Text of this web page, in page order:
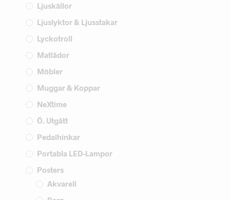
Ljuskällor
Ljuslyktor & Ljusstakar
Lyckotroll
Matlådor
Möbler
Muggar & Koppar
NeXtime
Ö. Utgått
Pedalhinkar
Portabla LED-Lampor
Posters
Akvarell